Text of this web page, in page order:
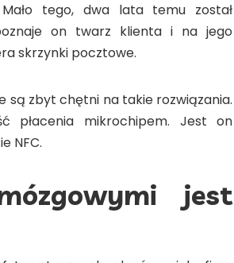
tego, dwa lata temu został
on twarz klienta i na jego
skrzynki pocztowe.
są zbyt chętni na takie rozwiązania.
płacenia mikrochipem. Jest on
NFC.
jest